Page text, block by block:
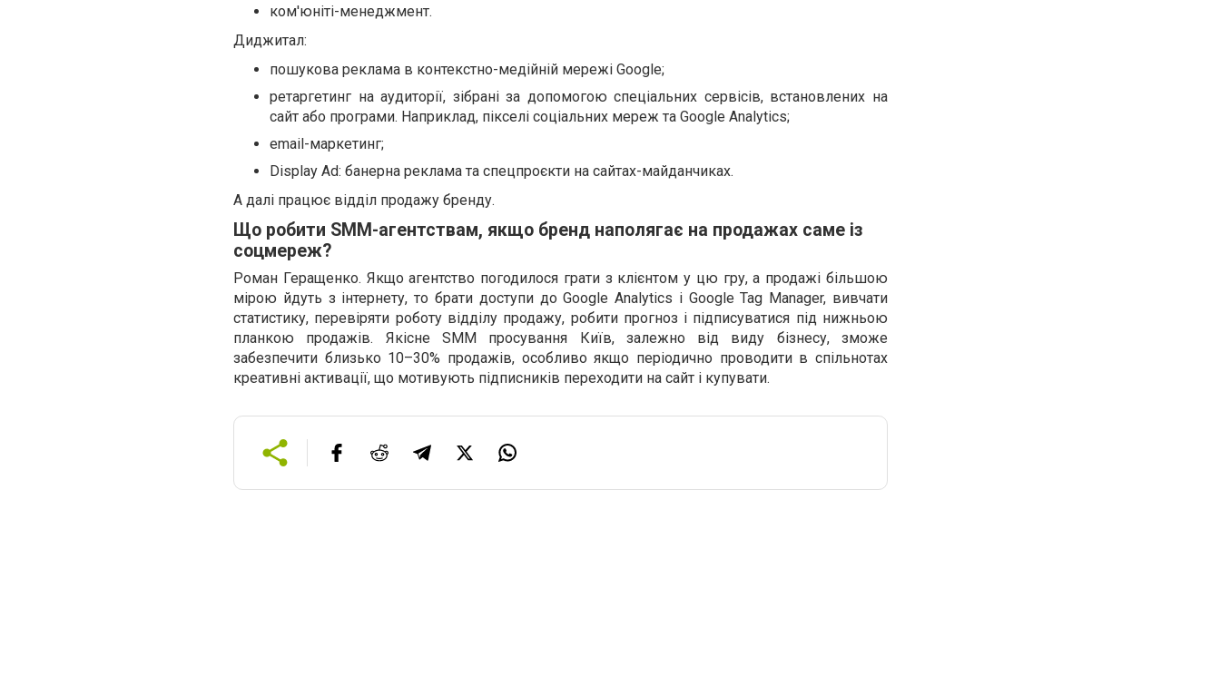
ком'юніті-менеджмент.
Диджитал:
пошукова реклама в контекстно-медійній мережі Google;
ретаргетинг на аудиторії, зібрані за допомогою спеціальних сервісів, встановлених на
сайт або програми. Наприклад, пікселі соціальних мереж та Google Analytics;
еmail-маркетинг;
Display Ad: банерна реклама та спецпроєкти на сайтах-майданчиках.
А далі працює відділ продажу бренду.
Що робити SMM-агентствам, якщо бренд наполягає на продажах саме із
соцмереж?
Роман Геращенко. Якщо агентство погодилося грати з клієнтом у цю гру, а продажі більшою
мірою йдуть з інтернету, то брати доступи до Google Analytics і Google Tag Manager, вивчати
статистику, перевіряти роботу відділу продажу, робити прогноз і підписуватися під нижньою
планкою продажів. Якісне SMM просування Київ, залежно від виду бізнесу, зможе
забезпечити близько 10–30% продажів, особливо якщо періодично проводити в спільнотах
креативні активації, що мотивують підписників переходити на сайт і купувати.